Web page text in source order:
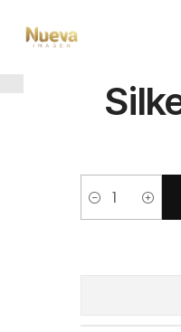
Cantidad